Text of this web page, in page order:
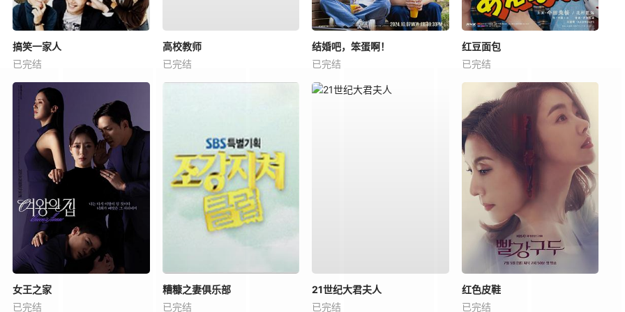
搞笑一家人
已完结
高校教师
已完结
结婚吧，笨蛋啊！
已完结
红豆面包
已完结
女王之家
已完结
糟糠之妻俱乐部
已完结
21世纪大君夫人
已完结
红色皮鞋
已完结